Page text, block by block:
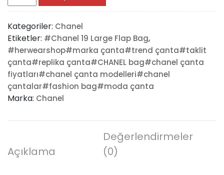
19
Large
Flap
Bag
adet
Kategoriler: Chanel
Etiketler: #Chanel 19 Large Flap Bag,
#herwearshop#marka çanta#trend çanta#taklit
çanta#replika çanta#CHANEL bag#chanel çanta
fiyatları#chanel çanta modelleri#chanel
çantalar#fashion bag#moda çanta
Marka: Chanel
Açıklama
Değerlendirmeler
(0)